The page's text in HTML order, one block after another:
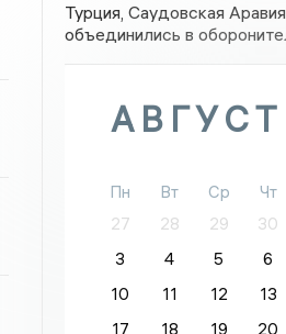
Турция, Саудовская
объединились в
АВГУСТ
Пн Вт Ср Чт
27
28 29 30
3
4 5 6
10
11 12 13
17
18 19 20